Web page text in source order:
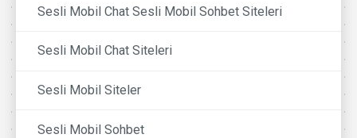
Sesli Mobil Chat Sesli Mobil Sohbet Siteleri
Sesli Mobil Chat Siteleri
Sesli Mobil Siteler
Sesli Mobil Sohbet